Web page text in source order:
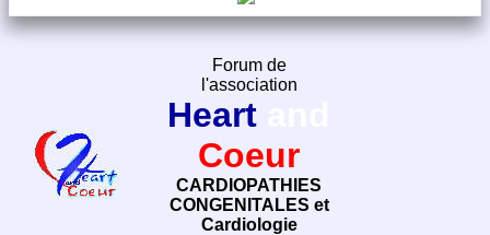
Forum de
l'association
Heart
Coeur
CARDIOPATHIES
CONGENITALES et
Cardiologie